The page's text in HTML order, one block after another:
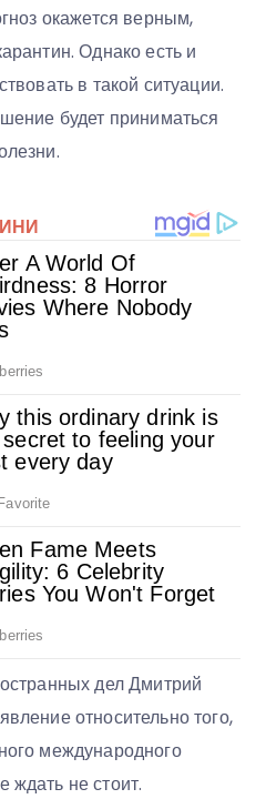
окажется верным,
Однако есть и
в такой ситуации.
будет приниматься
дел Дмитрий
относительно того,
международного
ждать не стоит.